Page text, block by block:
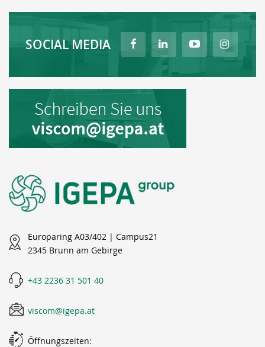
SOCIAL MEDIA
Europaring A03/402 | Campus21
2345 Brunn am Gebirge
+43 2236 31 501 40
viscom@igepa.at
Öffnungszeiten: